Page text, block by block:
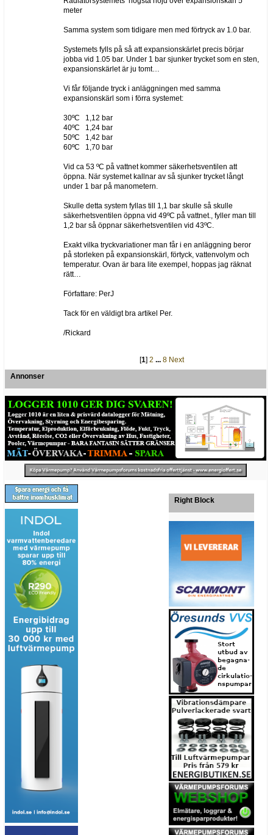
meter
Samma system som tidigare men med förtryck av 1.0 bar.
Systemets fylls på så att expansionskärlet precis börjar
jobba vid 1.05 bar. Under 1 bar sjunker trycket som en sten,
expansionskärlet är ju tomt…
Vi får följande tryck i anläggningen med samma
expansionskärl som i förra systemet:
30ºC 1,12 bar
40ºC 1,24 bar
50ºC 1,42 bar
60ºC 1,70 bar
Vid ca 53 ºC på vattnet kommer säkerhetsventilen att
öppna. När systemet kallnar av så sjunker trycket långt
under 1 bar på manometern.
Skulle detta system fyllas till 1,1 bar skulle så skulle
säkerhetsventilen öppna vid 49ºC på vattnet., fyller man till
1,2 bar så öppnar säkerhetsventilen vid 43ºC.
Exakt vilka tryckvariationer man får i en anläggning beror
på storleken på expansionskärl, förtyck, vattenvolym och
temperatur. Ovan är bara lite exempel, hoppas jag räknat
rätt…
Författare: PerJ
Tack för en väldigt bra artikel Per.
/Rickard
[1] 2 ... 8 Next
Annonser
Right Block